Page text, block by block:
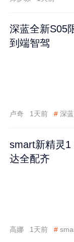
深蓝全新S05
到端智驾
卢奇 1天前 # 深
smart新精灵1
达全配齐
高娜 1天前 #